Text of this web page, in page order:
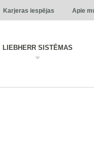
Karjeras iespējas Apie
LIEBHERR SISTĒMAS